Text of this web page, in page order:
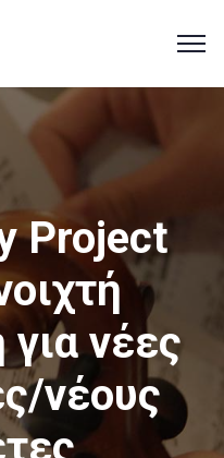
Project
νέες
νέους